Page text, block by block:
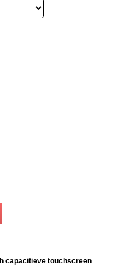
capacitieve touchscreen